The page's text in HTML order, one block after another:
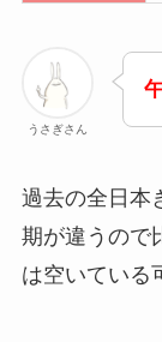
うさぎさん
過去の全日本
期が違うので
は空いている